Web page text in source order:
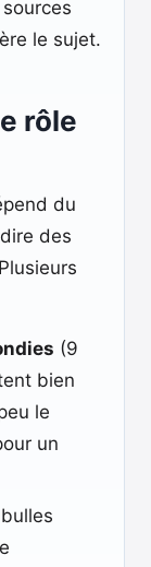
le sujet.
rôle
du
des
(9
bien
le
un